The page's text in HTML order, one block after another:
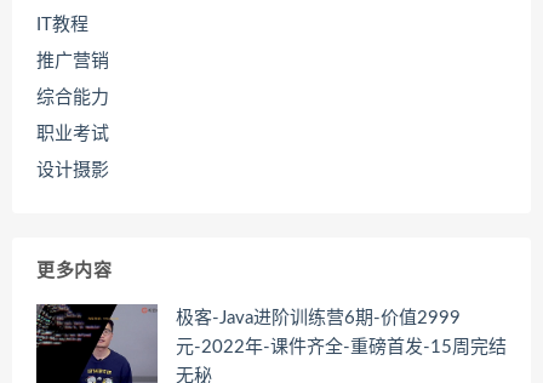
IT教程
推广营销
综合能力
职业考试
设计摄影
更多内容
极客-Java进阶训练营6期-价值2999
元-2022年-课件齐全-重磅首发-15周完结
无秘